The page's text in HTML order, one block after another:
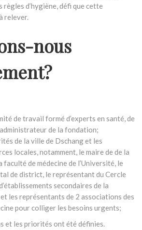
règles d’hygiène, défi que cette
relever.
nous
de travail formé d’experts en santé, de
de la fondation;
de la ville de Dschang et les
locales, notamment, le maire de de la
faculté de médecine de l’Université, le
de district, le représentant du Cercle
secondaires de la
les représentants de 2 associations des
pour colliger les besoins urgents;
et les priorités ont été définies.